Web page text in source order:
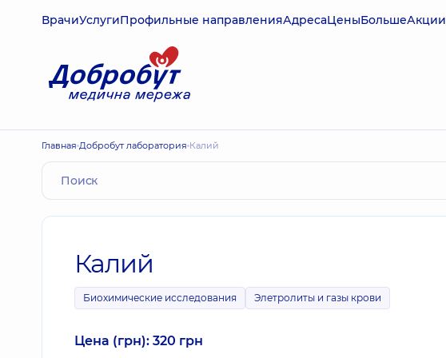
ВрачиУслугиПрофильные направленияАдресаЦеныБольшеАкции
Главная Добробут лаборатория Калий
Калий
Биохимические исследования Элетролиты и газы крови
Цена (грн): 320 грн